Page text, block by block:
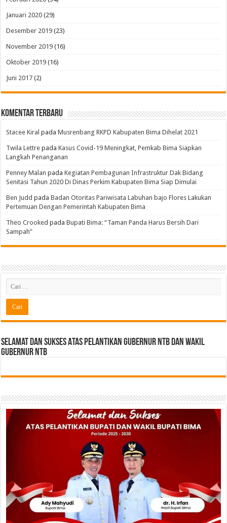
Januari 2020 (29)
Desember 2019 (23)
November 2019 (16)
Oktober 2019 (16)
Juni 2017 (2)
Komentar Terbaru
Stacee Kiral padaMusrenbang RKPD Kabupaten Bima Dihelat 2021
Twila Lettre padaKasus Covid-19 Meningkat, Pemkab Bima Siapkan
Langkah Penanganan
Penney Malan padaKegiatan Pembagunan Infrastruktur Dak Bidang
Senitasi Tahun 2020 Di Dinas Perkim Kabupaten Bima Siap Dimulai
Ben Judd padaBadan Otoritas Pariwisata Labuhan bajo Flores Lakukan
Pertemuan Dengan Pemerintah Kabupaten Bima
Theo Crooked padaBupati Bima: “Taman Panda Harus Bersih Dari
Sampah”
Selamat dan sukses Atas pelantikan Gubernur NTB Dan Wakil
gubernur NTB